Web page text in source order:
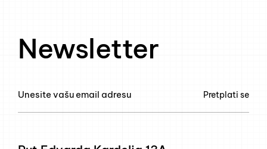
Newsletter
Pretplati se